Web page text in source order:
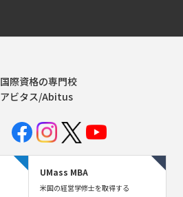
国際資格の専門校
アビタス/Abitus
UMass MBA
米国の経営学修士を取得する